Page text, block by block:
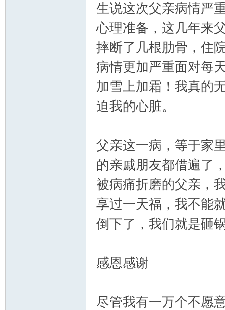
生说这次父亲病情严
心理准备，这几年来
摔断了几根肋骨，住
病情更加严重面对每
加雪上加霜！我真的
迫我的心脏。
父亲这一病，等于家
的亲戚朋友都借遍了
被病痛折磨的父亲，
享过一天福，我不能
倒下了，我们就是砸
感恩感谢
尽管我有一万个不愿